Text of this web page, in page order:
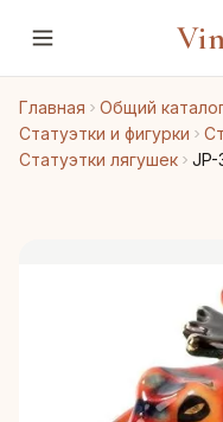
Главная Общий
Статуэтки и фигурки
Статуэтки лягушек
JP-